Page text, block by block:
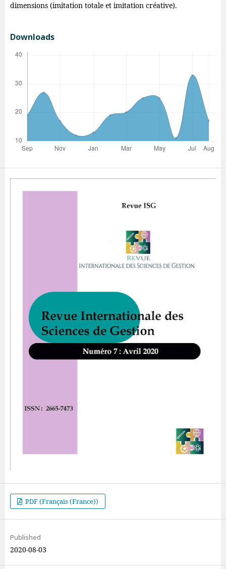
dimensions (imitation totale et imitation créative).
Downloads
PDF (Français (France))
Published
2020-08-03